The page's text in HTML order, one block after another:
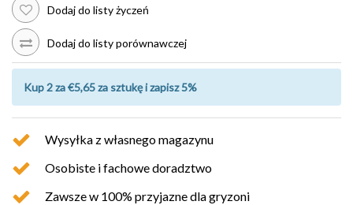
Dodaj do listy życzeń
Dodaj do listy porównawczej
Kup 2 za €5,65 za sztukę i zapisz 5%
Wysyłka z własnego magazynu
Osobiste i fachowe doradztwo
Zawsze w 100% przyjazne dla gryzoni